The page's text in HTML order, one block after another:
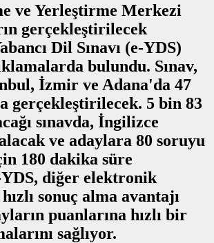
ve Yerleştirme Merkezi
gerçekleştirilecek
Dil Sınavı (e-YDS)
bulundu. Sınav,
İzmir ve Adana'da 47
gerçekleştirilecek. 5 bin 83
sınavda, İngilizce
ve adaylara 80 soruyu
180 dakika süre
YDS, diğer elektronik
sonuç alma avantajı
puanlarına hızlı bir
sağlıyor.